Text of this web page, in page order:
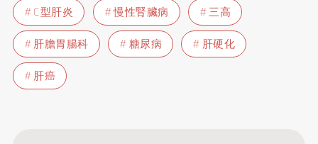
C型肝炎 慢性腎臟病
三高
肝膽胃腸科
糖尿病
肝硬化
肝癌